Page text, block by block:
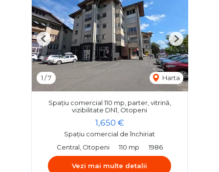
1 /7 Harta
Previous Next
Spațiu comercial 110 mp, parter, vitrină,
vizibilitate DN1, Otopeni
1,650 €
Spațiu comercial de închiriat
Central, Otopeni
110 mp 1986
Vezi mai multe detalii